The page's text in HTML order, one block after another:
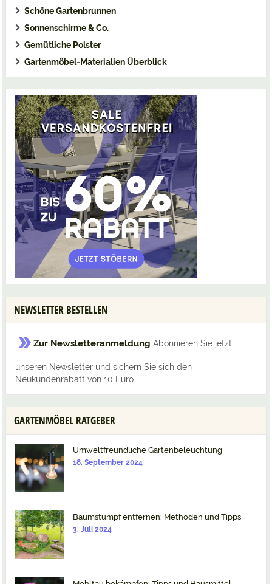
Schöne Gartenbrunnen
Sonnenschirme & Co.
Gemütliche Polster
Gartenmöbel-Materialien Überblick
NEWSLETTER BESTELLEN
Zur Newsletteranmeldung Abonnieren Sie jetzt
unseren Newsletter und sichern Sie sich den
Neukundenrabatt von 10 Euro.
GARTENMÖBEL RATGEBER
Umweltfreundliche Gartenbeleuchtung
18. September 2024
Baumstumpf entfernen: Methoden und Tipps
3. Juli 2024